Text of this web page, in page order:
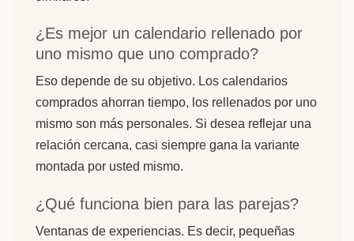
¿Es mejor un calendario rellenado por
uno mismo que uno comprado?
Eso depende de su objetivo. Los calendarios
comprados ahorran tiempo, los rellenados por uno
mismo son más personales. Si desea reflejar una
relación cercana, casi siempre gana la variante
montada por usted mismo.
¿Qué funciona bien para las parejas?
Ventanas de experiencias. Es decir, pequeñas